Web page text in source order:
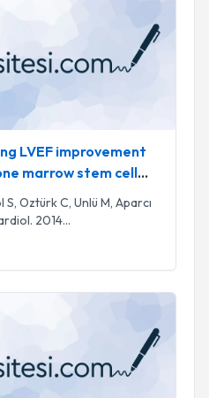
LVEF improvement
marrow stem cell
infarction.
Oztürk C, Unlü M, Aparcı
A. Int J Cardiol. 2014...